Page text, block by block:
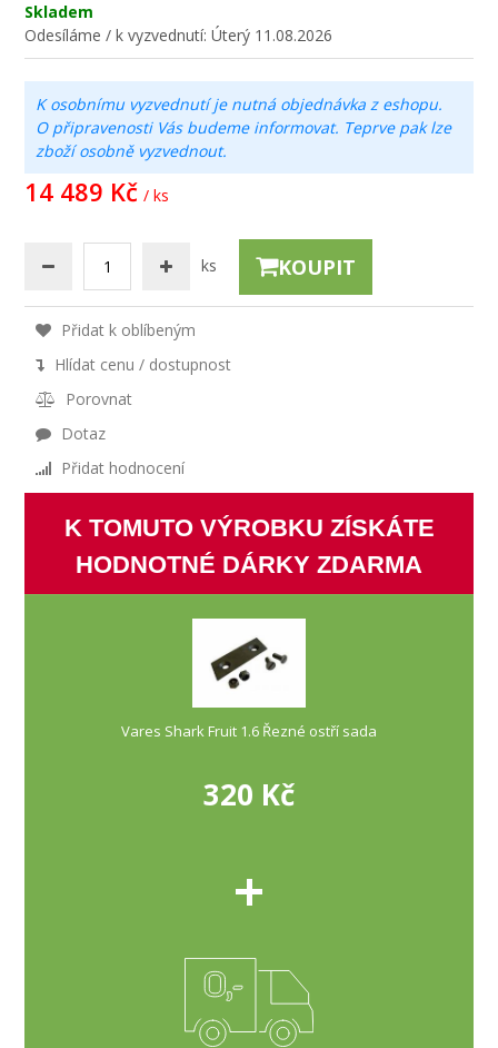
Skladem
Odesíláme / k vyzvednutí:Úterý 11.08.2026
K osobnímu vyzvednutí je nutná objednávka z eshopu.
O připravenosti Vás budeme informovat. Teprve pak lze
zboží osobně vyzvednout.
14 489 Kč / ks
ks KOUPIT
Přidat k oblíbeným
Hlídat cenu / dostupnost
Porovnat
Dotaz
Přidat hodnocení
K TOMUTO VÝROBKU ZÍSKÁTE
HODNOTNÉ DÁRKY ZDARMA
Vares Shark Fruit 1.6 Řezné ostří sada
320 Kč
+